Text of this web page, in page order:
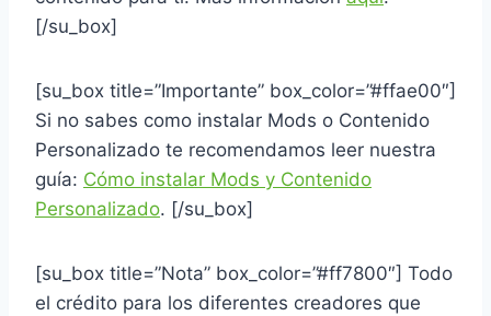
[/su_box]
[su_box title=”Importante” box_color=”#ffae00″]
Si no sabes como instalar Mods o Contenido
Personalizado te recomendamos leer nuestra
guía: Cómo instalar Mods y Contenido
Personalizado. [/su_box]
[su_box title=”Nota” box_color=”#ff7800″] Todo
el crédito para los diferentes creadores que